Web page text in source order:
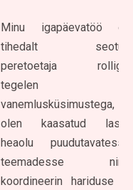
Minu igapäevatöö on
tihedalt seotud
peretoetaja rolliga:
tegelen
vanemlusküsimustega,
olen kaasatud laste
heaolu puudutavatesse
teemadesse ning
koordineerin hariduse ja